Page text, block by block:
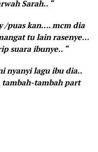
Sarah.. “
/puas kan…. mcm dia
tu lain rasenye…
suara ibunye.. “
nyanyi lagu ibu dia..
tambah part